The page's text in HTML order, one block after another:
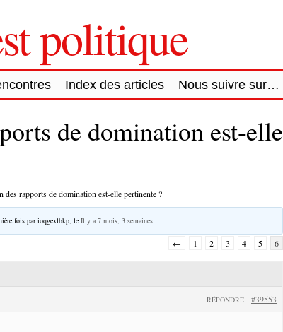
politique
Index des articles Nous suivre sur…
de domination est-elle
des rapports de domination est-elle pertinente ?
fois parioqgexlbkp , le Il y a 7 mois, 3 semaines
← 1 2 3 4 5 6
#39553
RÉPONDRE